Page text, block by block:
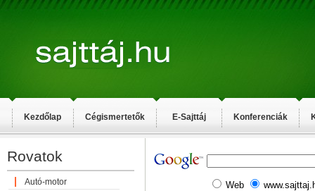
Kezdőlap Cégismertetők E-Sajttáj Konferenciák
Rovatok
Autó-motor
Web